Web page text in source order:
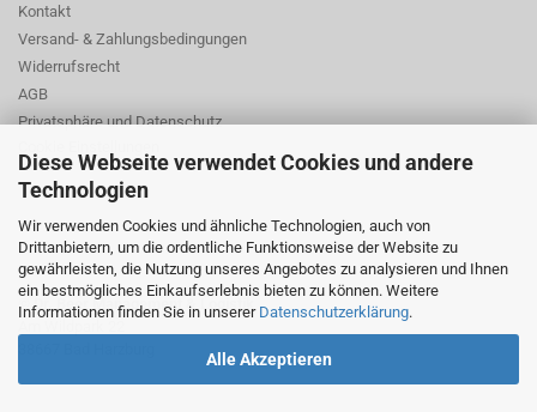
Diese Webseite verwendet Cookies und andere
Technologien
Wir verwenden Cookies und ähnliche Technologien, auch von
Drittanbietern, um die ordentliche Funktionsweise der Website zu
gewährleisten, die Nutzung unseres Angebotes zu analysieren und Ihnen
ein bestmögliches Einkaufserlebnis bieten zu können. Weitere
Informationen finden Sie in unserer Datenschutzerklärung.
Alle Akzeptieren
Kontakt
Versand- & Zahlungsbedingungen
Widerrufsrecht
AGB
Privatsphäre und Datenschutz
© Dr. Beer Management & Logistik